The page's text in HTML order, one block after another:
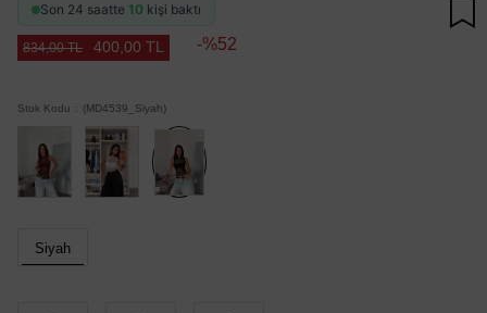
Son 24 saatte 10 kişi baktı
834,00 TL 400,00 TL 52
Stok Kodu (MD4539_Siyah)
Siyah